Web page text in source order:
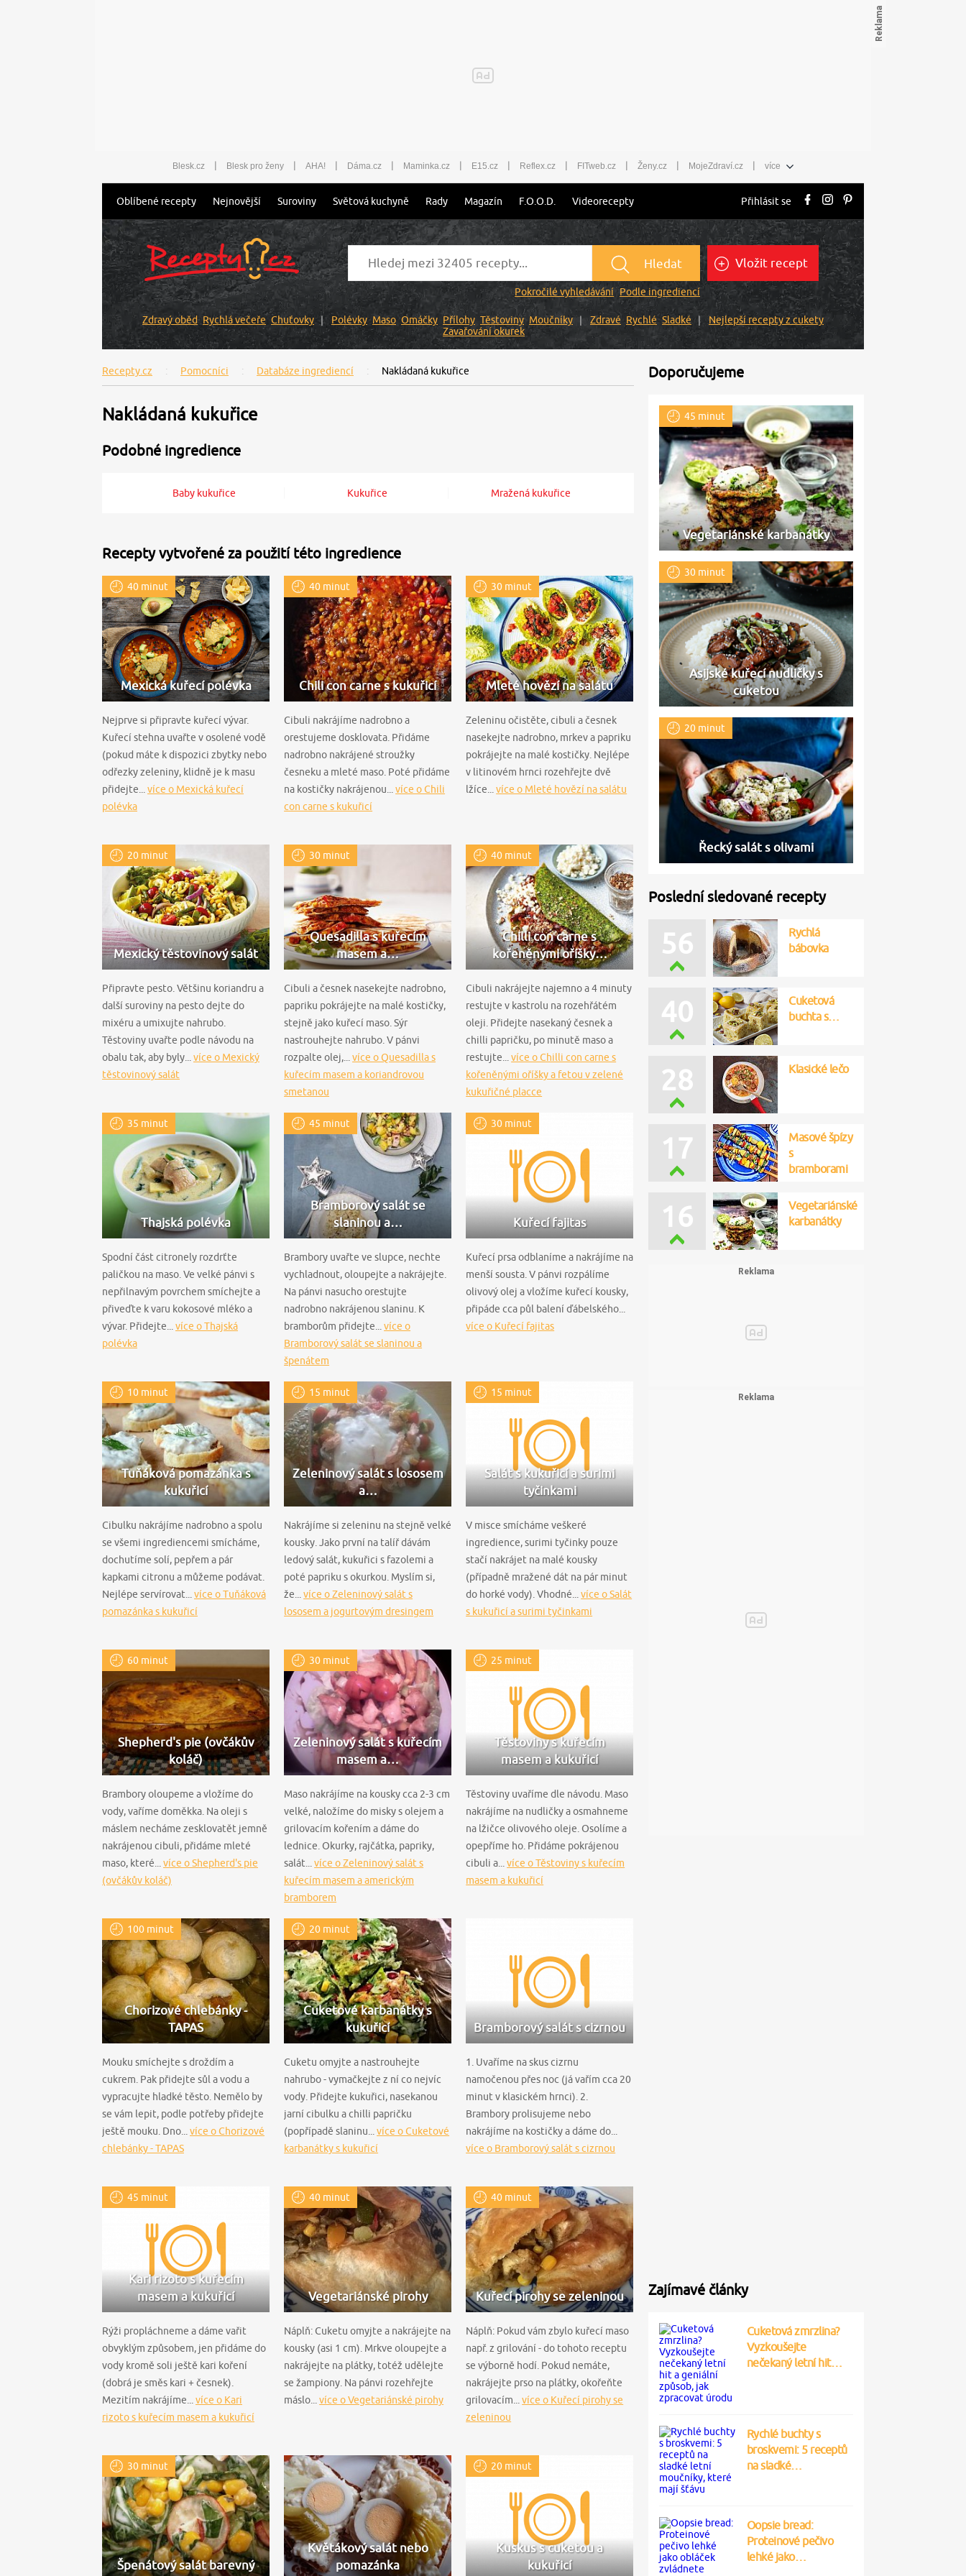
Blesk.cz | Blesk pro ženy | AHA! | Dáma.cz | Maminka.cz | E15.cz | Reflex.cz | FITweb.cz | Ženy.cz | MojeZdraví.cz | více
Oblíbené recepty Nejnovější Suroviny Světová kuchyně Rady Magazín F.O.O.D. Videorecepty Přihlásit se
Hledat
Pokročilé vyhledávání Podle ingrediencí
Vložit recept
Zdravý oběd Rychlá večeře Chuťovky Polévky Maso Omáčky Přílohy Těstoviny Moučníky Zdravé Rychlé Sladké
Nejlepší recepty z cukety
Zavařování okurek
Recepty.cz Pomocníci Databáze ingrediencí Nakládaná kukuřice
Nakládaná kukuřice
Podobné ingredience
Baby kukuřice Kukuřice Mražená kukuřice
Recepty vytvořené za použití této ingredience
40 minut
Mexická kuřecí polévka
Nejprve si připravte kuřecí vývar.
Kuřecí stehna uvařte v osolené vodě
(pokud máte k dispozici zbytky nebo
odřezky zeleniny, klidně je k masu
přidejte... více o Mexická kuřecí
polévka
40 minut
Chili con carne s kukuřicí
Cibuli nakrájíme nadrobno a
orestujeme dosklovata. Přidáme
nadrobno nakrájené stroužky
česneku a mleté maso. Poté přidáme
na kostičky nakrájenou...více o Chili
con carne s kukuřicí
30 minut
Mleté hovězí na salátu
Zeleninu očistěte, cibuli a česnek
nasekejte nadrobno, mrkev a papriku
pokrájejte na malé kostičky. Nejlépe
v litinovém hrnci rozehřejte dvě
lžíce...více o Mleté hovězí na salátu
20 minut
Mexický těstovinový salát
Připravte pesto. Většinu koriandru a
další suroviny na pesto dejte do
mixéru a umixujte nahrubo.
Těstoviny uvařte podle návodu na
obalu tak, aby byly... více o Mexický
těstovinový salát
30 minut
Quesadilla s kuřecím
masem a…
Cibuli a česnek nasekejte nadrobno,
papriku pokrájejte na malé kostičky,
stejně jako kuřecí maso. Sýr
nastrouhejte nahrubo. V pánvi
rozpalte olej,...více o Quesadilla s
kuřecím masem a koriandrovou
smetanou
40 minut
Chilli con carne s
kořeněnými oříšky…
Cibuli nakrájejte najemno a 4 minuty
restujte v kastrolu na rozehřátém
oleji. Přidejte nasekaný česnek a
chilli papričku, po minutě maso a
restujte...více o Chilli con carne s
kořeněnými oříšky a fetou v zelené
kukuřičné placce
35 minut
Thajská polévka
Spodní část citronely rozdrťte
paličkou na maso. Ve velké pánvi s
nepřilnavým povrchem smíchejte a
přiveďte k varu kokosové mléko a
vývar. Přidejte... více o Thajská
polévka
45 minut
Bramborový salát se
slaninou a…
Brambory uvařte ve slupce, nechte
vychladnout, oloupejte a nakrájejte.
Na pánvi nasucho orestujte
nadrobno nakrájenou slaninu. K
bramborům přidejte...více o
Bramborový salát se slaninou a
špenátem
30 minut
Kuřecí fajitas
Kuřecí prsa odblaníme a nakrájíme na
menší sousta. V pánvi rozpálíme
olivový olej a vložíme kuřecí kousky,
připáde cca půl balení ďábelského...
více o Kuřecí fajitas
10 minut
Tuňáková pomazánka s
kukuřicí
Cibulku nakrájíme nadrobno a spolu
se všemi ingrediencemi smícháme,
dochutíme solí, pepřem a pár
kapkami citronu a můžeme podávat.
Nejlépe servírovat...více o Tuňáková
pomazánka s kukuřicí
15 minut
Zeleninový salát s lososem
a…
Nakrájíme si zeleninu na stejně velké
kousky. Jako první na talíř dávám
ledový salát, kukuřici s fazolemi a
poté papriku s okurkou. Myslím si,
že...více o Zeleninový salát s
lososem a jogurtovým dresingem
15 minut
Salát s kukuřicí a surimi
tyčinkami
V misce smícháme veškeré
ingredience, surimi tyčinky pouze
stačí nakrájet na malé kousky
(případně mražené dát na pár minut
do horké vody). Vhodné...více o Salát
s kukuřicí a surimi tyčinkami
60 minut
Shepherd's pie (ovčákův
koláč)
Brambory oloupeme a vložíme do
vody, vaříme doměkka. Na oleji s
máslem necháme zesklovatět jemně
nakrájenou cibuli, přidáme mleté
maso, které... více o Shepherd's pie
(ovčákův koláč)
30 minut
Zeleninový salát s kuřecím
masem a…
Maso nakrájíme na kousky cca 2-3 cm
velké, naložíme do misky s olejem a
grilovacím kořením a dáme do
lednice. Okurky, rajčátka, papriky,
salát...více o Zeleninový salát s
kuřecím masem a americkým
bramborem
25 minut
Těstoviny s kuřecím
masem a kukuřicí
Těstoviny uvaříme dle návodu. Maso
nakrájíme na nudličky a osmahneme
na lžičce olivového oleje. Osolíme a
opepříme ho. Přidáme pokrájenou
cibuli a...více o Těstoviny s kuřecím
masem a kukuřicí
100 minut
Chorizové chlebánky -
TAPAS
Mouku smíchejte s droždím a
cukrem. Pak přidejte sůl a vodu a
vypracujte hladké těsto. Nemělo by
se vám lepit, podle potřeby přidejte
ještě mouku. Dno...více o Chorizové
chlebánky - TAPAS
20 minut
Cuketové karbanátky s
kukuřicí
Cuketu omyjte a nastrouhejte
nahrubo - vymačkejte z ní co nejvíc
vody. Přidejte kukuřici, nasekanou
jarní cibulku a chilli papričku
(popřípadě slaninu...více o Cuketové
karbanátky s kukuřicí
Bramborový salát s cizrnou
1. Uvaříme na skus cizrnu
namočenou přes noc (já vařím cca 20
minut v klasickém hrnci). 2.
Brambory prolisujeme nebo
nakrájíme na kostičky a dáme do...
více o Bramborový salát s cizrnou
45 minut
Kari rizoto s kuřecím
masem a kukuřicí
Rýži propláchneme a dáme vařit
obvyklým způsobem, jen přidáme do
vody kromě soli ještě kari koření
(dobrá je směs kari + česnek).
Mezitím nakrájíme... více o Kari
rizoto s kuřecím masem a kukuřicí
40 minut
Vegetariánské pirohy
Náplň: Cuketu omyjte a nakrájejte na
kousky (asi 1 cm). Mrkve oloupejte a
nakrájejte na plátky, totéž udělejte
se žampiony. Na pánvi rozehřejte
máslo...více o Vegetariánské pirohy
40 minut
Kuřecí pirohy se zeleninou
Náplň: Pokud vám zbylo kuřecí maso
např. z grilování - do tohoto receptu
se výborně hodí. Pokud nemáte,
nakrájejte prso na plátky, okořeňte
grilovacím...více o Kuřecí pirohy se
zeleninou
30 minut
Špenátový salát barevný
Květákový salát nebo
pomazánka
20 minut
Kuskus s cuketou a
kukuřicí
Doporučujeme
45 minut
Vegetariánské karbanátky
30 minut
Asijské kuřecí nudličky s
cuketou
20 minut
Řecký salát s olivami
Poslední sledované recepty
56
Rychlá
bábovka
40
Cuketová
buchta s…
28 Klasické lečo
17
Masové špízy
s
bramborami
16
Vegetariánské
karbanátky
Zajímavé články
Cuketová zmrzlina?
Vyzkoušejte
nečekaný letní hit…
Rychlé buchty s
broskvemi: 5 receptů
na sladké…
Oopsie bread:
Proteinové pečivo
lehké jako…